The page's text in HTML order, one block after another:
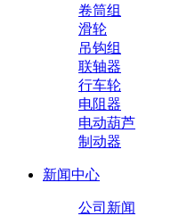
卷筒组
滑轮
吊钩组
联轴器
行车轮
电阻器
电动葫芦
制动器
新闻中心
公司新闻